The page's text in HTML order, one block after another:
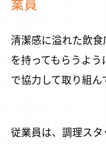
清潔感に溢れた飲
を持ってもらうよ
で協力して取り組ん
従業員は、調理ス